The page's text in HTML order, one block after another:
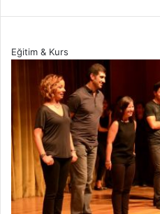
Eğitim & Kurs